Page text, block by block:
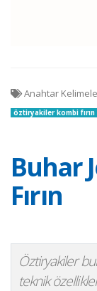
Buhar
Fırın
Öztiryakiler
teknik
Anahtar
öztiryakiler kombi fırın